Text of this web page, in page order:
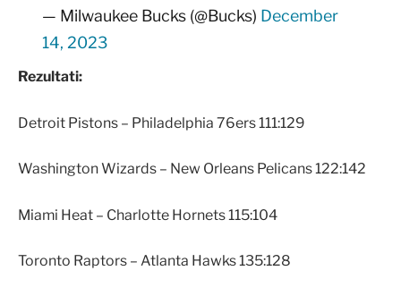
— Milwaukee Bucks (@Bucks) December
14, 2023
Rezultati:
Detroit Pistons – Philadelphia 76ers 111:129
Washington Wizards – New Orleans Pelicans 122:142
Miami Heat – Charlotte Hornets 115:104
Toronto Raptors – Atlanta Hawks 135:128